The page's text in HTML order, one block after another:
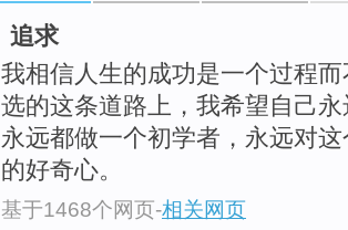
追求
我相信人生的成功是一个过程
选的这条道路上，我希望自己
永远都做一个初学者，永远对
的好奇心。
基于1468个网页-相关网页